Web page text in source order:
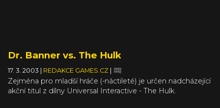
Dr. Banner vs. The Hulk
17. 3. 2003 REDAKCE GAMES.CZ
Zejména pro mladší hráče (-náctileté) je určen nadcházející
akční titul z dílny Universal Interactive - The Hulk.